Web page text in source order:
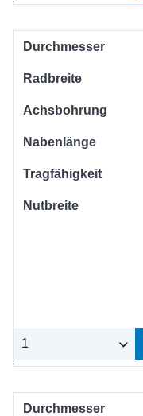
Durchmesser
Radbreite
Achsbohrung
Nabenlänge
Tragfähigkeit
Nutbreite
Durchmesser